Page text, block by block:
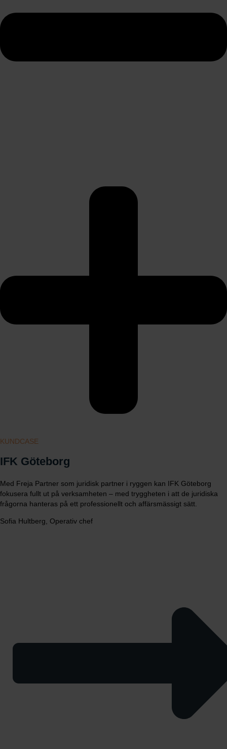
KUNDCASE
IFK Göteborg
Med Freja Partner som juridisk partner i ryggen kan IFK Göteborg
fokusera fullt ut på verksamheten – med tryggheten i att de juridiska
frågorna hanteras på ett professionellt och affärsmässigt sätt.
Sofia Hultberg, Operativ chef